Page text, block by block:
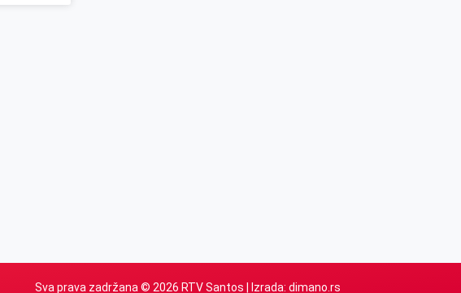
Sva prava zadržana © 2026 RTV Santos | Izrada: dimano.rs